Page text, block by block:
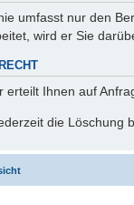
umfasst nur den
wird er Sie
erteilt Ihnen auf
die Löschung